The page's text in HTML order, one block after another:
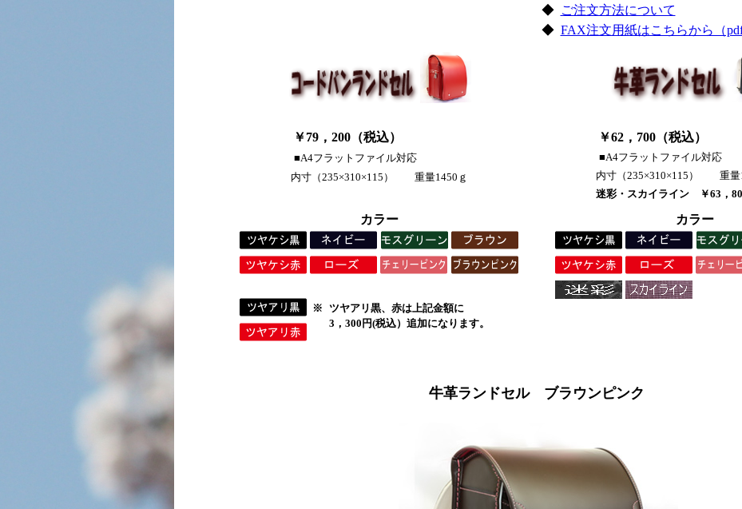
◆
ご注文方法について
◆ FAX注文用紙はこちらから（pdf
￥79，200（税込）
■A4フラットファイル対応
内寸（235×310×115） 重量1450ｇ
￥62，700（税込）
■A4フラットファイル対応
内寸（235×310×115） 重量
迷彩・スカイライン ￥63，
カラー
※
ツヤアリ黒、赤は上記金額に
3，300円(税込）追加になります。
カラー
牛革ランドセル ブラウンピンク